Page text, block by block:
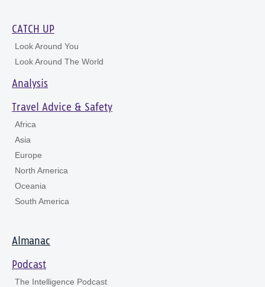
CATCH UP
Look Around You
Look Around The World
Analysis
Travel Advice & Safety
Africa
Asia
Europe
North America
Oceania
South America
Almanac
Podcast
The Intelligence Podcast